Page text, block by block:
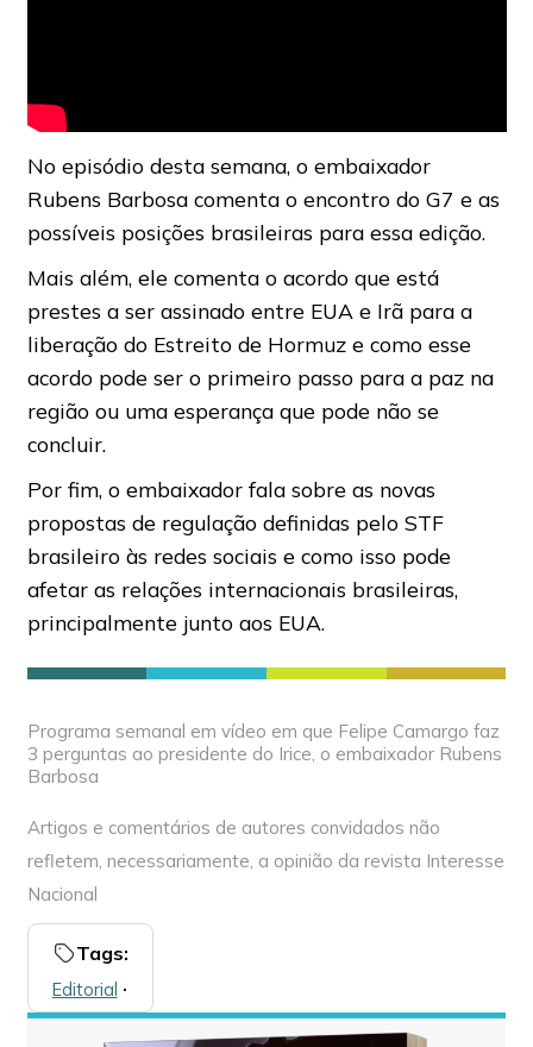
No episódio desta semana, o embaixador
Rubens Barbosa comenta o encontro do G7 e as
possíveis posições brasileiras para essa edição.
Mais além, ele comenta o acordo que está
prestes a ser assinado entre EUA e Irã para a
liberação do Estreito de Hormuz e como esse
acordo pode ser o primeiro passo para a paz na
região ou uma esperança que pode não se
concluir.
Por fim, o embaixador fala sobre as novas
propostas de regulação definidas pelo STF
brasileiro às redes sociais e como isso pode
afetar as relações internacionais brasileiras,
principalmente junto aos EUA.
Programa semanal em vídeo em que Felipe Camargo faz
3 perguntas ao presidente do Irice, o embaixador Rubens
Barbosa
Artigos e comentários de autores convidados não
refletem, necessariamente, a opinião da revista Interesse
Nacional
Tags:
Editorial 🞌